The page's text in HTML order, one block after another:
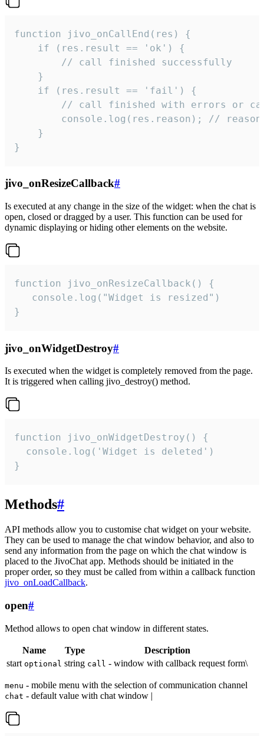
function jivo_onCallEnd(res) {
    if (res.result == 'ok') {
        // call finished successfully
    }
    if (res.result == 'fail') {
// call finished with errors or
console.log(res.reason); //
    }
}
jivo_onResizeCallback#
Is executed at any change in the size of the widget: when the chat is
open, closed or dragged by a user. This function can be used for
dynamic displaying or hiding other elements on the website.
function jivo_onResizeCallback() {
   console.log("Widget is resized")
}
jivo_onWidgetDestroy#
Is executed when the widget is completely removed from the page.
It is triggered when calling jivo_destroy() method.
function jivo_onWidgetDestroy() {
  console.log('Widget is deleted')
}
Methods#
API methods allow you to customise chat widget on your website.
They can be used to manage the chat window behavior, and also to
send any information from the page on which the chat window is
placed to the JivoChat app. Methods should be initiated in the
proper order, so they must be called from within a callback function
jivo_onLoadCallback.
open#
Method allows to open chat window in different states.
Name Type
Description
start optional string call - window with callback request form\
menu - mobile menu with the selection of communication channel
chat - default value with chat window |